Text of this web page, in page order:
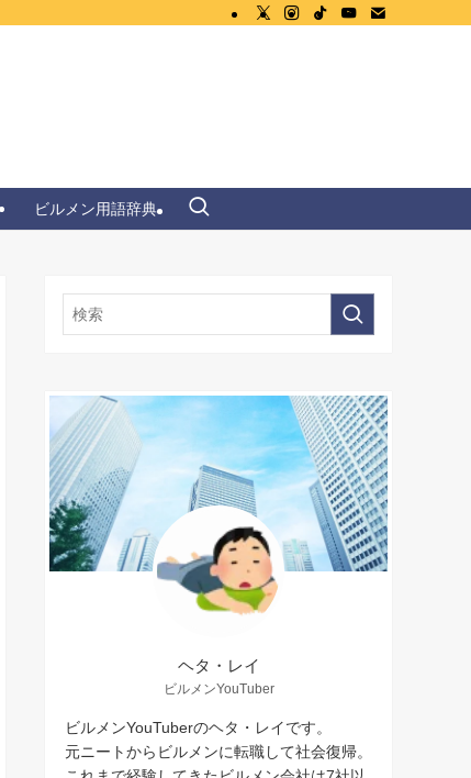
ビルメン用語辞典
ヘタ・レイ
ビルメンYouTuber
ビルメンYouTuberのヘタ・レイです。
元ニートからビルメンに転職して社会復帰。